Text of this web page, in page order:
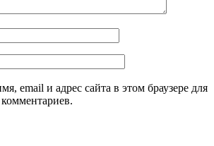
email и адрес сайта в этом браузере для